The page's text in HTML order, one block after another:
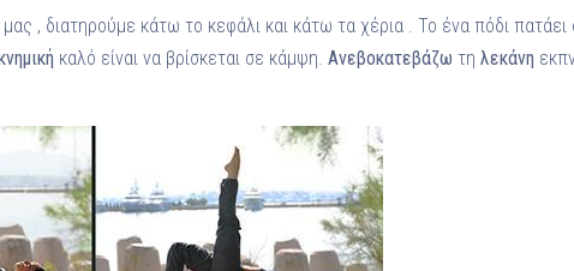
, διατηρούμε κάτω το κεφάλι και κάτω τα χέρια . Το ένα πόδι
καλό είναι να βρίσκεται σε κάμψη. Ανεβοκατεβάζω τη λεκάνη